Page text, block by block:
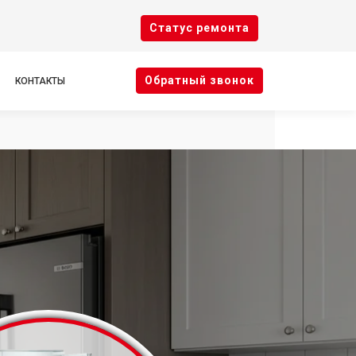
Cтатус ремонта
КОНТАКТЫ Oбратный звонок